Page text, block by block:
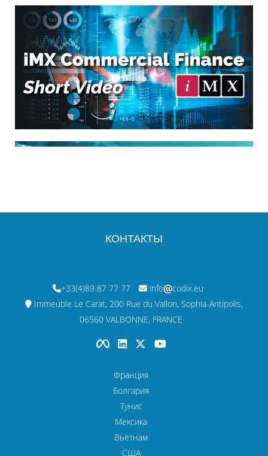
КОНТАКТЫ
+33(4)89 87 77 77 info
codix.eu
Immeuble Le Carat, 200 Rue du Vallon, Sophia-Antipolis,
06560 VALBONNE, FRANCE
Франция
Болгария
Тунис
Мексика
Вьетнам
США